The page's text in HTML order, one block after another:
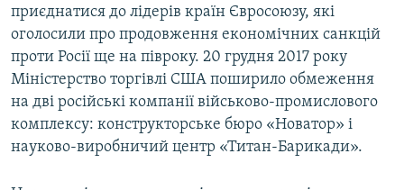
приєднатися до лідерів країн Євросоюзу, які
оголосили про продовження економічних санкцій
проти Росії ще на півроку. 20 грудня 2017 року
Міністерство торгівлі США поширило обмеження
на дві російські компанії військово-промислового
комплексу: конструкторське бюро «Новатор» і
науково-виробничий центр «Титан-Барикади».